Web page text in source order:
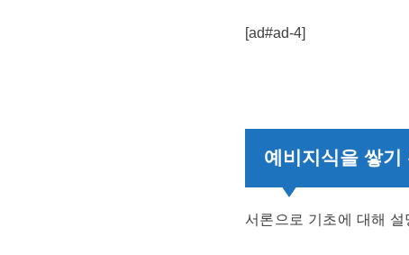
[ad#ad-4]
예비지식을 쌓기
서론으로 기초에 대해 설